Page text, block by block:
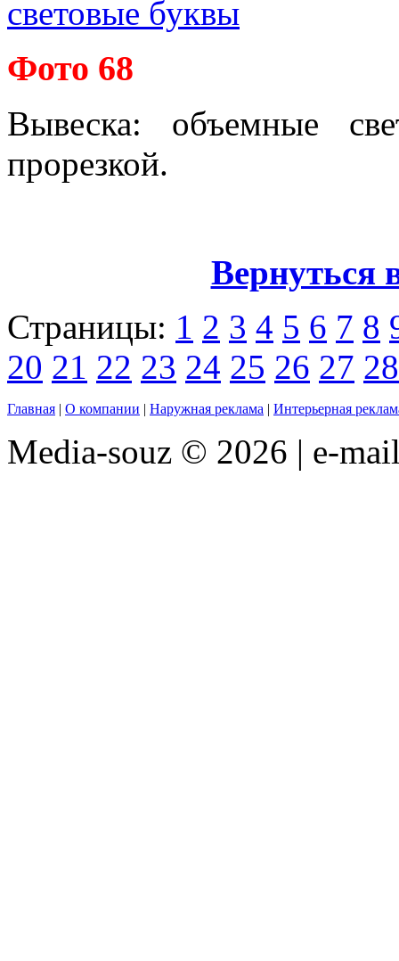
Фото 68
Вывеска: объемные
прорезкой.
Вернуться
Страницы: 1 2 3 4 5 6 7 8
20 21 22 23 24 25 26 27 28
Главная | О компании | Наружная реклама | Интерьерная
Media-souz © 2026 | e-